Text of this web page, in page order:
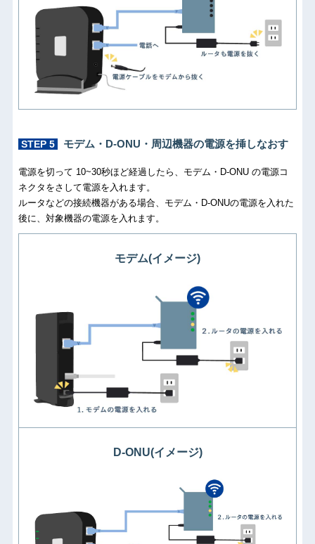
STEP 5 モデム・D-ONU・周辺機器の電源を挿しなおす
電源を切って 10~30秒ほど経過したら、モデム・D-ONU の電源コ
ネクタをさして電源を入れます。
ルータなどの接続機器がある場合、モデム・D-ONUの電源を入れた
後に、対象機器の電源を入れます。
モデム(イメージ)
D-ONU(イメージ)